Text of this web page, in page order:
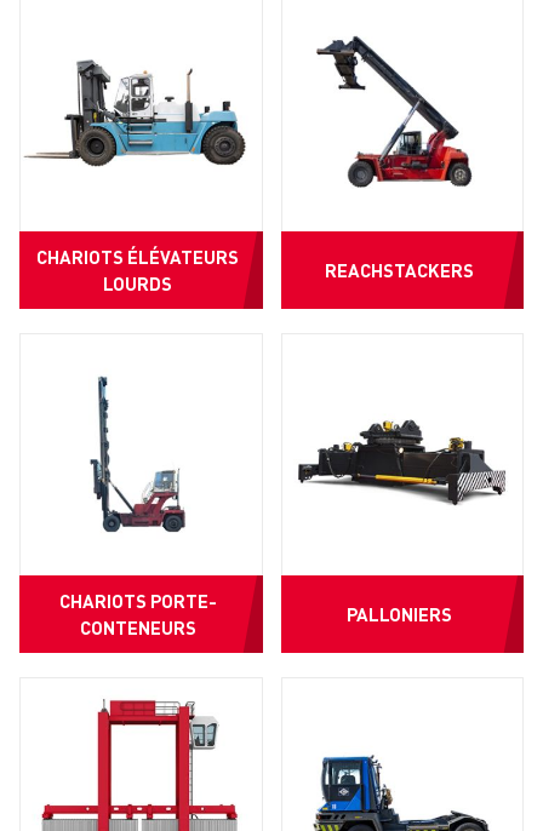
CHARIOTS ÉLÉVATEURS
LOURDS
REACHSTACKERS
CHARIOTS PORTE-
CONTENEURS
PALLONIERS